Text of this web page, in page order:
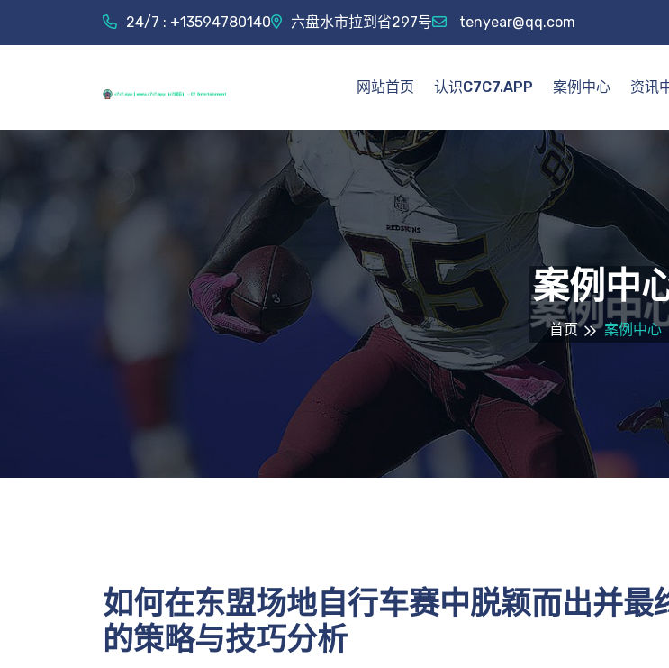
24/7 : +13594780140 六盘水市拉到省297号 tenyear@qq.com
网站首页 认识C7C7.APP 案例中心 资讯
案例中
首页 案例中心
如何在东盟场地自行车赛中脱颖而出并最
的策略与技巧分析